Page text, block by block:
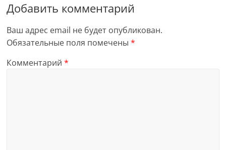
Добавить комментарий
Ваш адрес email не будет опубликован.
Обязательные поля помечены*
Комментарий*